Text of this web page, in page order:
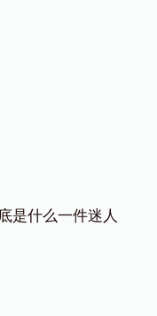
是什么一件迷人